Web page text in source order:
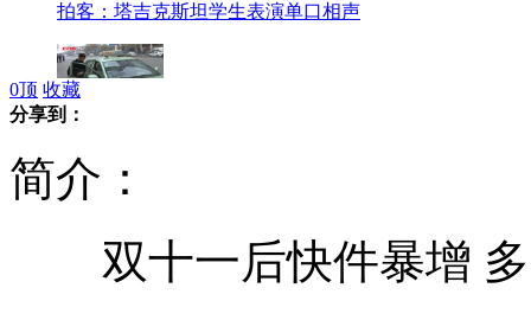
拍客：塔吉克斯坦学生表演单口相声
拍客：美国中学生昆明演唱《童年》
0顶 收藏
分享到：
简介：
双十一后快件暴增 多